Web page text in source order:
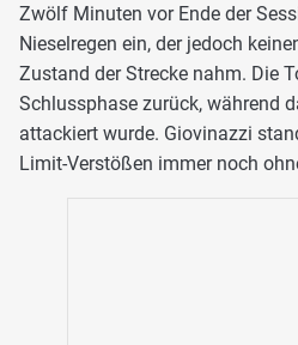
Zwölf Minuten vor Ende der
Nieselregen ein, der jedoch
Zustand der Strecke nahm. Die
Schlussphase zurück, während
attackiert wurde. Giovinazzi
Limit-Verstößen immer noch